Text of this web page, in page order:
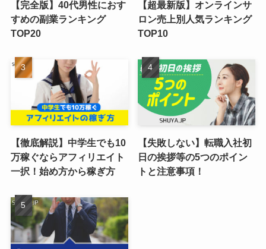
【完全版】40代男性におす
すめの副業ランキング
TOP20
【超最新版】オンラインサ
ロン売上別人気ランキング
TOP10
【徹底解説】中学生でも10
万稼ぐならアフィリエイト
一択！始め方から稼ぎ方
【失敗しない】転職入社初
日の挨拶等の5つのポイン
トと注意事項！